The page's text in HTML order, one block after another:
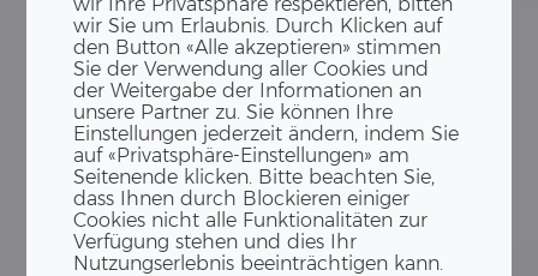
wir Sie um Erlaubnis. Durch Klicken auf
den Button «Alle akzeptieren» stimmen
Sie der Verwendung aller Cookies und
der Weitergabe der Informationen an
unsere Partner zu. Sie können Ihre
Einstellungen jederzeit ändern, indem Sie
auf «Privatsphäre-Einstellungen» am
Seitenende klicken. Bitte beachten Sie,
dass Ihnen durch Blockieren einiger
Cookies nicht alle Funktionalitäten zur
Verfügung stehen und dies Ihr
Nutzungserlebnis beeinträchtigen kann.